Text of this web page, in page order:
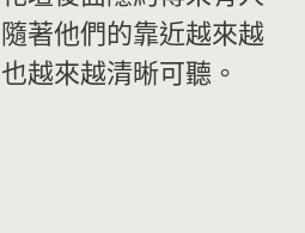
著他們的靠近越來越
越來越清晰可聽。